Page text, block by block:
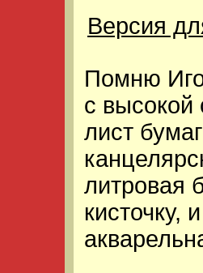
Версия
Помню
с
лист
литровая
кисточку,